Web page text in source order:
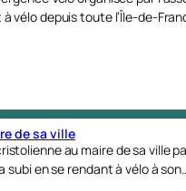
vélo depuis toute l’Île-de-
de sa ville
au maire de sa ville
subi en se rendant à vélo à